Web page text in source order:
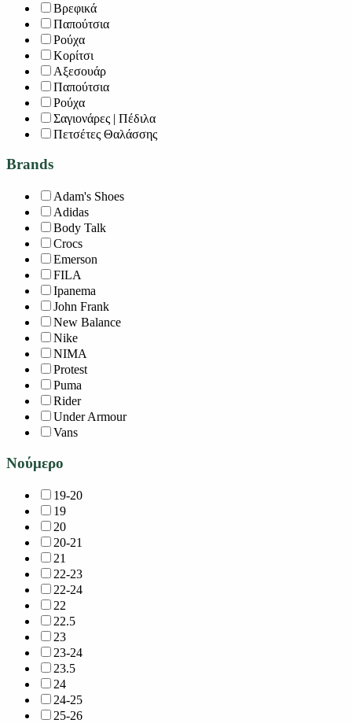
Βρεφικά
Παπούτσια
Ρούχα
Κορίτσι
Αξεσουάρ
Παπούτσια
Ρούχα
Σαγιονάρες | Πέδιλα
Πετσέτες Θαλάσσης
Brands
Adam's Shoes
Adidas
Body Talk
Crocs
Emerson
FILA
Ipanema
John Frank
New Balance
Nike
NIMA
Protest
Puma
Rider
Under Armour
Vans
Νούμερο
19-20
19
20
20-21
21
22-23
22-24
22
22.5
23
23-24
23.5
24
24-25
25-26